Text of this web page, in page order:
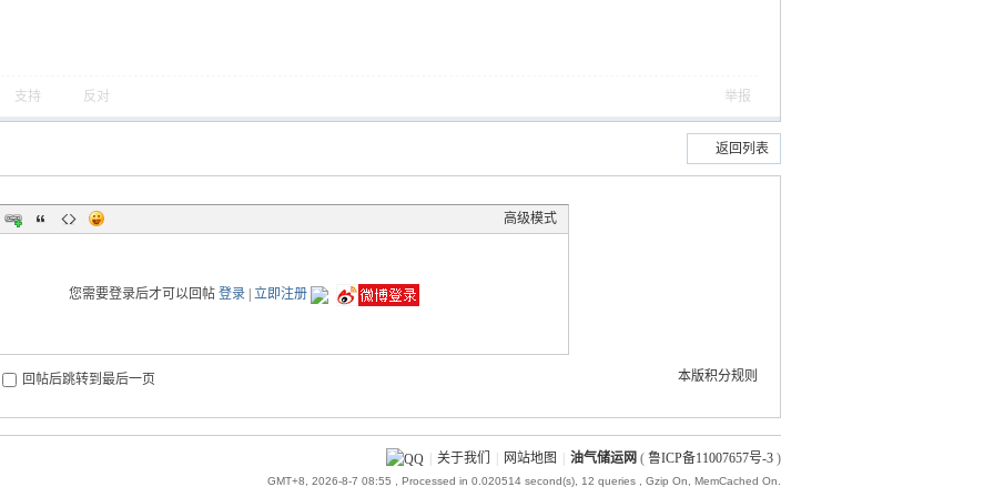
支持 反对 举报
返回列表
高级模式
您需要登录后才可以回帖 登录| 立即注册
本版积分规则
回帖后跳转到最后一页
关于我们 网站地图 油气储运网 ( 鲁ICP备11007657号-3 )
GMT+8, 2026-8-7 08:55 , Processed in 0.020514 second(s), 12 queries , Gzip On, MemCached On.